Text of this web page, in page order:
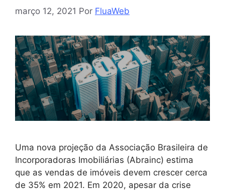
março 12, 2021 Por FluaWeb
Uma nova projeção da Associação Brasileira de
Incorporadoras Imobiliárias (Abrainc) estima
que as vendas de imóveis devem crescer cerca
de 35% em 2021. Em 2020, apesar da crise